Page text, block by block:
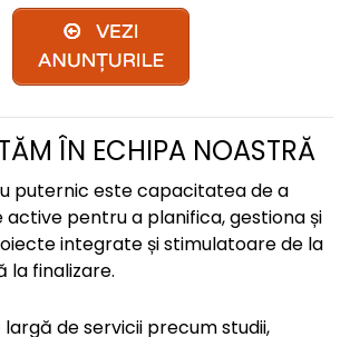
ÎN ECHIPA NOASTRĂ
puternic este capacitatea de a
pentru a planifica, gestiona și
integrate și stimulatoare de la
la finalizare.
de servicii precum studii,